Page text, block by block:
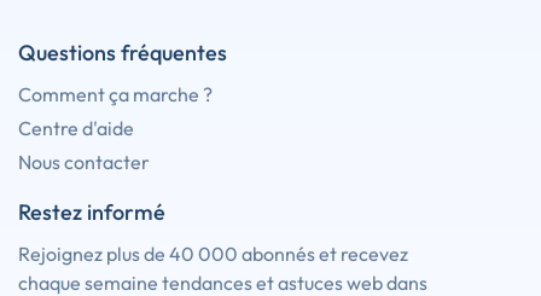
Questions fréquentes
Comment ça marche ?
Centre d'aide
Nous contacter
Restez informé
Rejoignez plus de 40 000 abonnés et recevez
chaque semaine tendances et astuces web dans